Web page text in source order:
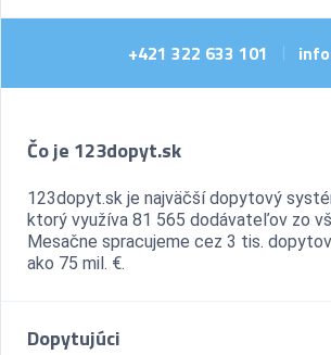
+421 322 633 101
Čo je 123dopyt.sk
123dopyt.sk je najväčší dopytový
ktorý využíva 81 565 dodávateľov zo
Mesačne spracujeme cez 3 tis.
ako 75 mil. €.
Dopytujúci